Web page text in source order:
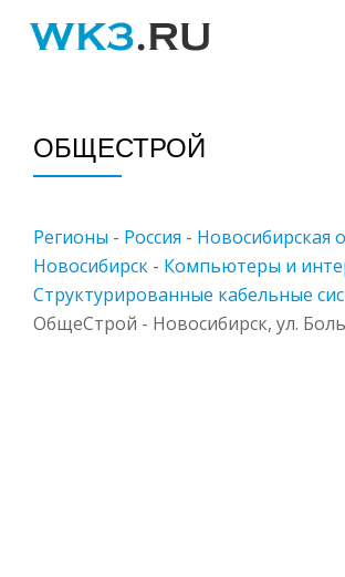
ОБЩЕСТРОЙ
Регионы - Россия - Новосибирская
Новосибирск - Компьютеры и
Структурированные кабельные
ОбщеСтрой - Новосибирск, ул.